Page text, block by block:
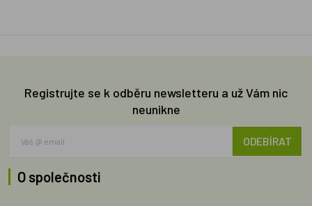
Registrujte se k odběru newsletteru a už Vám nic
neunikne
ODEBÍRAT
O společnosti